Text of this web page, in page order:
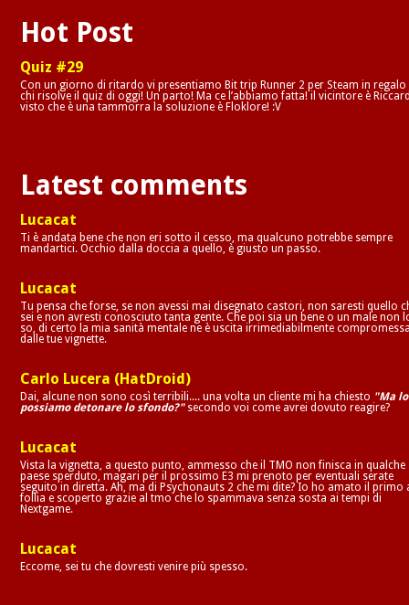
Hot Post
Quiz #29
Con un giorno di ritardo vi presentiamo Bit trip Runner 2 per Steam in regalo
chi risolve il quiz di oggi! Un parto! Ma ce l’abbiamo fatta! il vicintore è
visto che è una tammorra la soluzione è Floklore! :V
Latest comments
Lucacat
Ti è andata bene che non eri sotto il cesso, ma qualcuno potrebbe sempre
mandartici. Occhio dalla doccia a quello, è giusto un passo.
Lucacat
Tu pensa che forse, se non avessi mai disegnato castori, non saresti quello
sei e non avresti conosciuto tanta gente. Che poi sia un bene o un male non
so, di certo la mia sanità mentale ne è uscita irrimediabilmente
dalle tue vignette.
Carlo Lucera (HatDroid)
Dai, alcune non sono così terribili.... una volta un cliente mi ha chiesto "Ma lo
possiamo detonare lo sfondo?"secondo voi come avrei dovuto reagire?
Lucacat
Vista la vignetta, a questo punto, ammesso che il TMO non finisca in qualche
paese sperduto, magari per il prossimo E3 mi prenoto per eventuali serate
seguito in diretta. Ah, ma di Psychonauts 2 che mi dite? Io ho amato il primo
follia e scoperto grazie al tmo che lo spammava senza sosta ai tempi di
Nextgame.
Lucacat
Eccome, sei tu che dovresti venire più spesso.